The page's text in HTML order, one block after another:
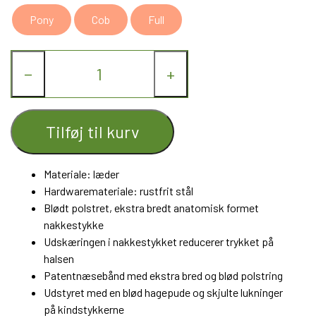
Pony Cob Full
− +
Tilføj til kurv
Materiale: læder
Hardwaremateriale: rustfrit stål
Blødt polstret, ekstra bredt anatomisk formet
nakkestykke
Udskæringen i nakkestykket reducerer trykket på
halsen
Patentnæsebånd med ekstra bred og blød polstring
Udstyret med en blød hagepude og skjulte lukninger
på kindstykkerne